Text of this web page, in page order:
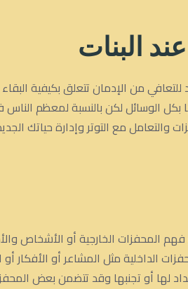
عند البنات
من الإدمان تتعلق بكيفية
الوسائل لكن بالنسبة لمعظم
والتعامل مع التوتر وإدارة حياتك
المحفزات الخارجية أو الأشخاص
الداخلية مثل المشاعر أو الأفكار
لها أو تجنبها وقد تتضمن بعض